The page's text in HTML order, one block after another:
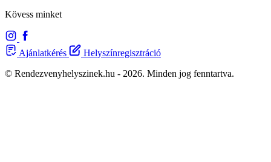
Kövess minket
Ajánlatkérés
Helyszínregisztráció
© Rendezvenyhelyszinek.hu - 2026. Minden jog fenntartva.